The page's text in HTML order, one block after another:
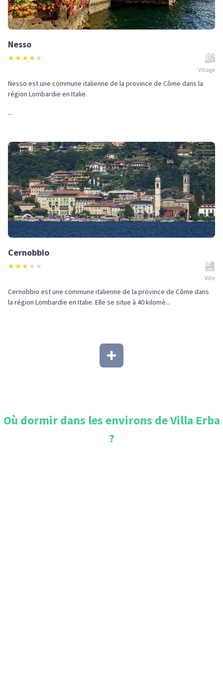
Nesso
★★★★ ★
Village
Nesso est une commune italienne de la province de Côme dans la
région Lombardie en Italie.
...
Cernobbio
★★★ ★ ★
Ville
Cernobbio est une commune italienne de la province de Côme dans
la région Lombardie en Italie. Elle se situe à 40 kilomè...
Où dormir dans les environs deVilla Erba
?